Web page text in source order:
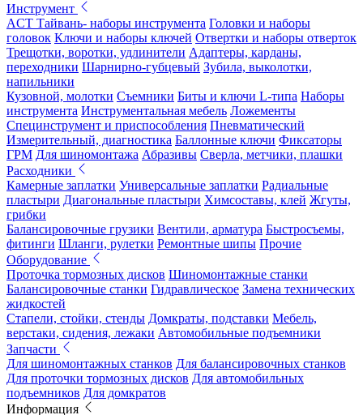
Инструмент
ACT Тайвань- наборы инструмента Головки и наборы
головок Ключи и наборы ключей Отвертки и наборы отверток
Трещотки, воротки, удлинители Адаптеры, карданы,
переходники Шарнирно-губцевый Зубила, выколотки,
напильники
Кузовной, молотки Съемники Биты и ключи L-типа Наборы
инструмента Инструментальная мебель Ложементы
Специнструмент и приспособления Пневматический
Измерительный, диагностика Баллонные ключи Фиксаторы
ГРМ Для шиномонтажа Абразивы Сверла, метчики, плашки
Расходники
Камерные заплатки Универсальные заплатки Радиальные
пластыри Диагональные пластыри Химсоставы, клей Жгуты,
грибки
Балансировочные грузики Вентили, арматура Быстросъемы,
фитинги Шланги, рулетки Ремонтные шипы Прочие
Оборудование
Проточка тормозных дисков Шиномонтажные станки
Балансировочные станки Гидравлическое Замена технических
жидкостей
Стапели, стойки, стенды Домкраты, подставки Мебель,
верстаки, сидения, лежаки Автомобильные подъемники
Запчасти
Для шиномонтажных станков Для балансировочных станков
Для проточки тормозных дисков Для автомобильных
подъемников Для домкратов
Информация